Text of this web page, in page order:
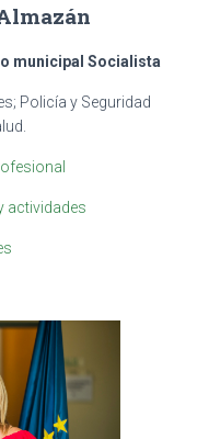
municipal Socialista
Policía y Seguridad
actividades